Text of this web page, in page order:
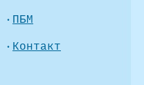
· ПБМ
· Контакт